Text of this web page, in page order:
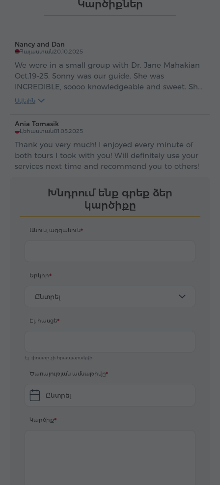
բացահայտել այս հրաշք
երկիրը։ Նաև կպատմեմ,
ընտանիքիս հետ այստեղ
բնակվում։
ասեղնագործ և սբօսավ:
Ինչո՞ւ ընտրել ինձ: Կուզեմ՝
գեղեցկութեան եւ
մանավանդ ժպտերէս
հիւրընկալուեան համար:
Կարծիքներ
Nancy and Dan
Հայաստան20.10.2025
We were in a small group with Dr. Jane Mahakian
Oct.19-25. Sonny was our guide. She was
INCREDIBLE, soooo knowledgeable and sweet. She
was very flexible and caring. We LOVED her!! I
sorry I can't recall his name. Please acknowledge
all the wonderful, excellent people, especially
Sonny! Thank you so much. I HIGHLY RECOMMEND
THEM ALL and will use them again next time I am
Ավելին
Ania Tomasik
Լեհաստան01.05.2025
Thank you very much! I enjoyed every minute of
both tours I took with you! Will definitely use your
services next time and recommend you to others!
Խնդրում ենք գրեք ձեր
կարծիքը
Անուն, ազգանուն
Երկիր
Ընտրել
Էլ. հասցե
Էլ. փոստը չի հրապարակվի
Ծառայության ամսաթիվը
Ընտրել
Կարծիք